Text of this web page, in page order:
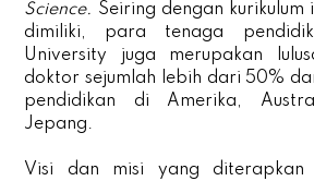
Science. Seiring dengan
dimiliki, para tenaga
University juga merupakan
doktor sejumlah lebih dari 50%
pendidikan di Amerika,
Jepang.
Visi dan misi yang diterapkan